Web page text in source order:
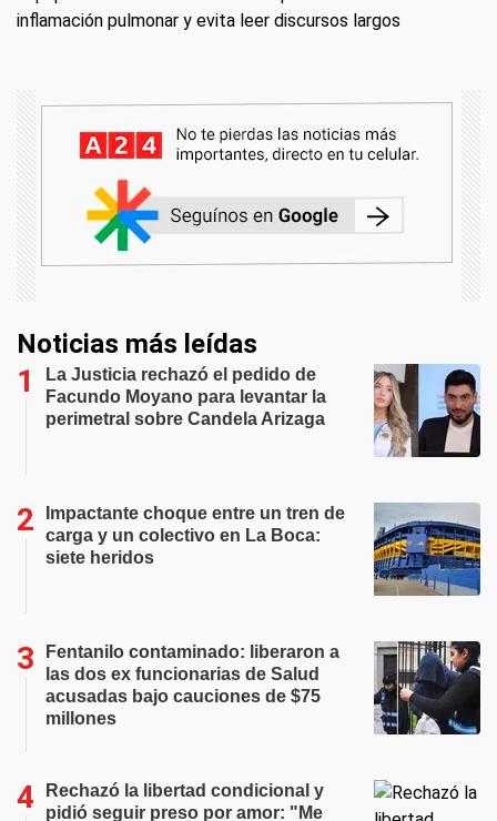
inflamación pulmonar y evita leer discursos largos
Noticias más leídas
La Justicia rechazó el pedido de
Facundo Moyano para levantar la
perimetral sobre Candela Arizaga
Impactante choque entre un tren de
carga y un colectivo en La Boca:
siete heridos
Fentanilo contaminado: liberaron a
las dos ex funcionarias de Salud
acusadas bajo cauciones de $75
millones
Rechazó la libertad condicional y
pidió seguir preso por amor: "Me